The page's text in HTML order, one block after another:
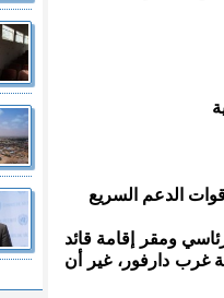
الدعم السريع
ومقر إقامة قائد
غرب دارفور، غير أن